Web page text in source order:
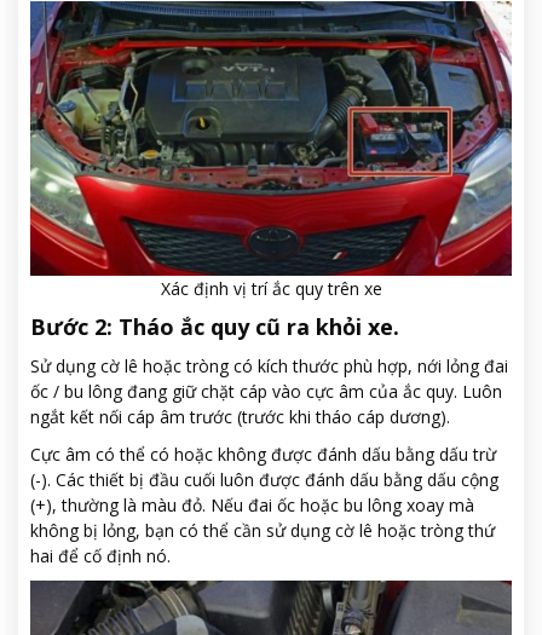
Xác định vị trí ắc quy trên xe
Bước 2: Tháo ắc quy cũ ra khỏi xe.
Sử dụng cờ lê hoặc tròng có kích thước phù hợp, nới lỏng đai
ốc / bu lông đang giữ chặt cáp vào cực âm của ắc quy. Luôn
ngắt kết nối cáp âm trước (trước khi tháo cáp dương).
Cực âm có thể có hoặc không được đánh dấu bằng dấu trừ
(-). Các thiết bị đầu cuối luôn được đánh dấu bằng dấu cộng
(+), thường là màu đỏ. Nếu đai ốc hoặc bu lông xoay mà
không bị lỏng, bạn có thể cần sử dụng cờ lê hoặc tròng thứ
hai để cố định nó.